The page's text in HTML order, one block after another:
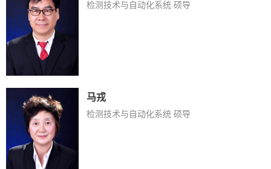
检测技术与自动化系统 硕导
马戎
检测技术与自动化系统 硕导